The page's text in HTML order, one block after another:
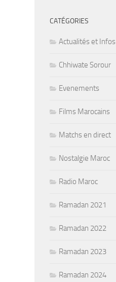
CATÉGORIES
Actualités et Infos
Chhiwate Sorour
Evenements
Films Marocains
Matchs en direct
Nostalgie Maroc
Radio Maroc
Ramadan 2021
Ramadan 2022
Ramadan 2023
Ramadan 2024